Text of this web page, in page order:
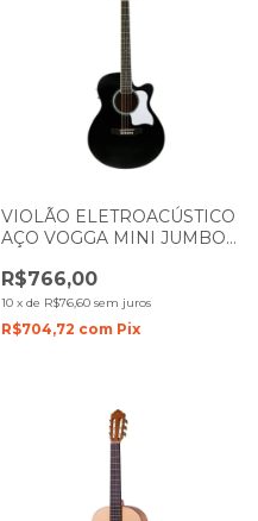
VIOLÃO ELETROACÚSTICO
AÇO VOGGA MINI JUMBO
PRETO
R$766,00
10 x de R$76,60 sem juros
R$704,72 com Pix